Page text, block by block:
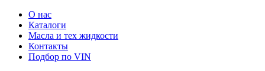
О нас
Каталоги
Масла и тех жидкости
Контакты
Подбор по VIN